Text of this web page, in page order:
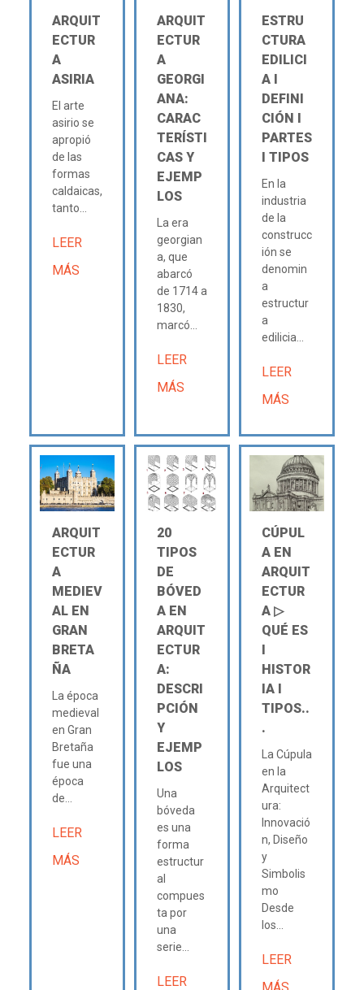
ARQUIT
ECTUR
A
ASIRIA
El arte
asirio se
apropió
de las
formas
caldaicas,
tanto...
LEER
MÁS
ARQUIT
ECTUR
A
GEORGI
ANA:
CARAC
TERÍSTI
CAS Y
EJEMP
LOS
La era
georgian
a, que
abarcó
de 1714 a
1830,
marcó...
LEER
MÁS
ESTRU
CTURA
EDILICI
A Ι
DEFINI
CIÓN Ι
PARTES
Ι TIPOS
En la
industria
de la
construcc
ión se
denomin
a
estructur
a
edilicia...
LEER
MÁS
ARQUIT
ECTUR
A
MEDIEV
AL EN
GRAN
BRETA
ÑA
La época
medieval
en Gran
Bretaña
fue una
época
de...
LEER
MÁS
20
TIPOS
DE
BÓVED
A EN
ARQUIT
ECTUR
A:
DESCRI
PCIÓN
Y
EJEMP
LOS
Una
bóveda
es una
forma
estructur
al
compues
ta por
una
serie...
LEER
CÚPUL
A EN
ARQUIT
ECTUR
A ▷
QUÉ ES
Ι
HISTOR
IA Ι
TIPOS..
.
La Cúpula
en la
Arquitect
ura:
Innovació
n, Diseño
y
Simbolis
mo
Desde
los...
LEER
MÁS